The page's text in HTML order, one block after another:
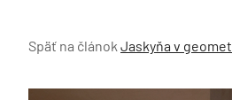
Späť na článok Jaskyňa v